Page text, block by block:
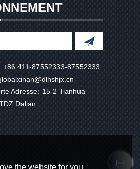
+86 411-87552333-87552333
Adresse: 15-2 Tianhua
Dalian